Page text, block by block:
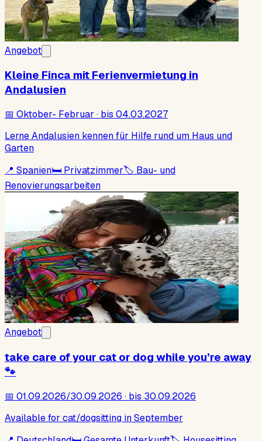
Angebot
Kleine Finca mit Ferienvermietung in
Andalusien
📅 Oktober- Februar · bis 04.03.2027
Lerne Andalusien kennen für Hilfe rund um Haus und
Garten
📍 Spanien🛏 Privatzimmer🏷 Bau- und
Renovierungsarbeiten
Angebot
take care of your cat or dog while you’re away
🐾
📅 01.09.2026/30.09.2026 · bis 30.09.2026
Available for cat/dogsitting in September